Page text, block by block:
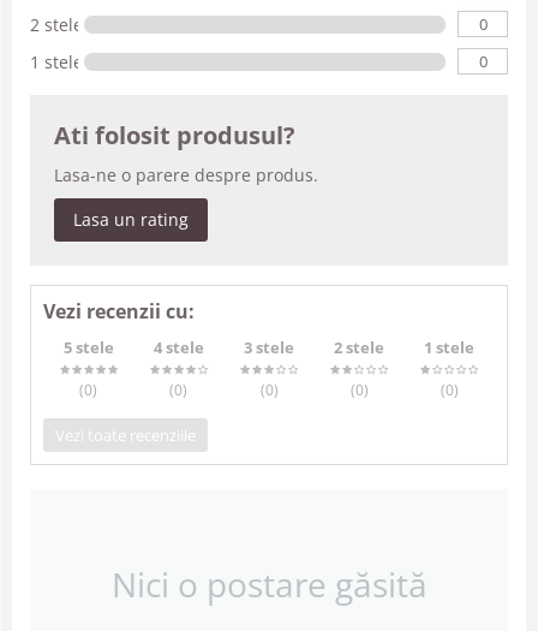
2 stele 0
1 stele 0
Ati folosit produsul?
Lasa-ne o parere despre produs.
Lasa un rating
Vezi recenzii cu:
5 stele
(0)
4 stele
(0)
3 stele
(0)
2 stele
(0)
1 stele
(0)
Vezi toate recenziile
Nici o postare găsită